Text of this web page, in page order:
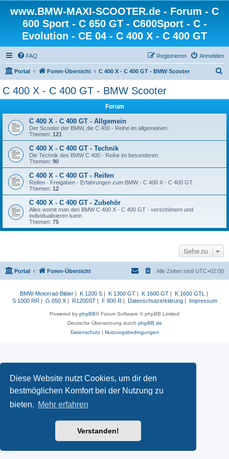
Diese Website nutzt Cookies, um dir den
bestmöglichen Komfort bei der Nutzung zu
bieten. Mehr erfahren
Verstanden!
www.BMW-MAXI-SCOOTER.de - Forum - C
600 Sport - C 650 GT - C600Sport - C -
Evolution - CE 04 - C 400 X - C 400 GT
FAQ Anmelden
Registrieren
Portal Foren-Übersicht C 400 X - C 400 GT - BMW Scooter
C 400 X - C 400 GT - BMW Scooter
Forum
C 400 X - C 400 GT - Allgemein
Der Scooter der BMW, die C 400 - Reihe im allgemeinen.
Themen: 121
C 400 X - C 400 GT - Technik
Die Technik des BMW C 400 - Reihe im besonderen.
Themen: 90
C 400 X - C 400 GT - Reifen
Reifen - Freigaben - Erfahrungen zum BMW - C 400 X - C 400 GT.
Themen: 12
C 400 X - C 400 GT - Zubehör
Alles womit man den BMW C 400 X - C 400 GT - verschönern und
individualisieren kann.
Themen: 75
Gehe zu
Portal Foren-Übersicht Alle Zeiten sind UTC+02:00
BMW-Motorrad-Bilder| K 1200 S| K 1300 GT| K 1600 GT| K 1600 GTL
|
S 1000 RR | G 650 X| R1200ST| F 800 R | Datenschutzerklärung| Impressum
Powered by phpBB® Forum Software © phpBB Limited
Deutsche Übersetzung durch phpBB.de
Datenschutz| Nutzungsbedingungen